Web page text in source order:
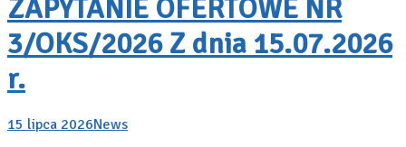
ZAPYTANIE OFERTOWE NR
3/OKS/2026 Z dnia 15.07.2026
r.
15 lipca 2026News